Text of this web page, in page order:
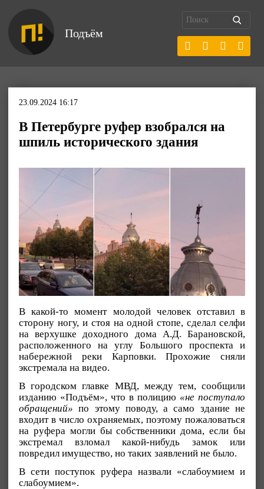
Подъём
23.09.2024 16:17
В Петербурге руфер взобрался на
шпиль исторического здания
В какой-то момент молодой человек отставил в
сторону ногу, и стоя на одной стопе, сделал селфи
на верхушке доходного дома А.Д. Барановской,
расположенного на углу Большого проспекта и
набережной реки Карповки. Прохожие сняли
экстремала на видео.
В городском главке МВД, между тем, сообщили
изданию «Подъём», что в полицию «не поступало
обращений» по этому поводу, а само здание не
входит в число охраняемых, поэтому пожаловаться
на руфера могли бы собственники дома, если бы
экстремал взломал какой-нибудь замок или
повредил имущество, но таких заявлений не было.
В сети поступок руфера назвали «слабоумием и
слабоумием».